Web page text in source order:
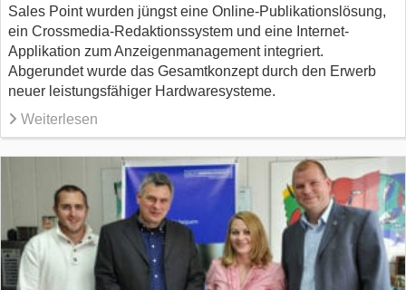
Sales Point wurden jüngst eine Online-Publikationslösung,
ein Crossmedia-Redaktionssystem und eine Internet-
Applikation zum Anzeigenmanagement integriert.
Abgerundet wurde das Gesamtkonzept durch den Erwerb
neuer leistungsfähiger Hardwaresysteme.
Weiterlesen